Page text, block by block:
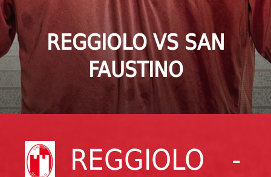
REGGIOLO VS SAN
FAUSTINO
REGGIOLO
-